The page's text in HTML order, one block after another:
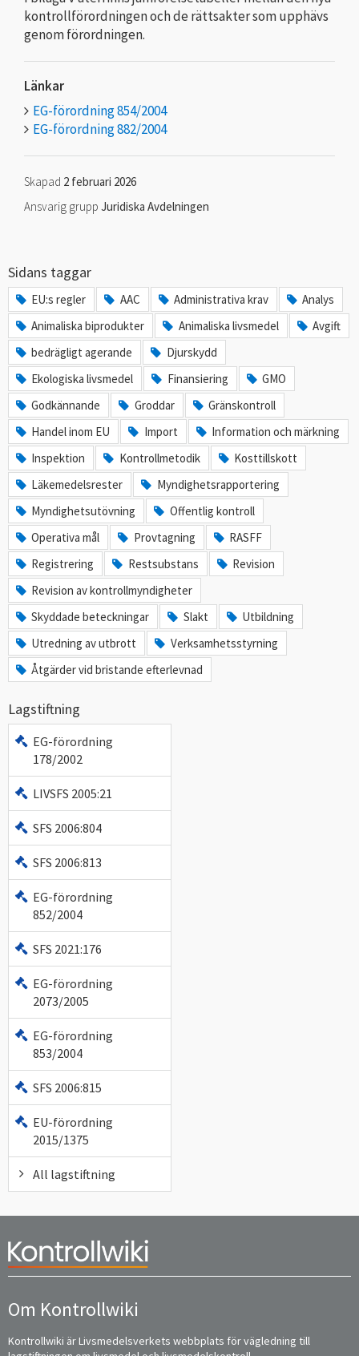
kontrollförordningen och de rättsakter som upphävs
genom förordningen.
Länkar
EG-förordning 854/2004
EG-förordning 882/2004
Skapad 2 februari 2026
Ansvarig grupp Juridiska Avdelningen
Sidans taggar
EU:s regler AAC Administrativa krav
Analys
Animaliska biprodukter
Animaliska livsmedel
Avgift
bedrägligt agerande
Djurskydd
Ekologiska livsmedel
Finansiering
GMO
Godkännande
Groddar
Gränskontroll
Handel inom EU
Import
Information och märkning
Inspektion
Kontrollmetodik
Kosttillskott
Läkemedelsrester
Myndighetsrapportering
Myndighetsutövning
Offentlig kontroll
Operativa mål
Provtagning
RASFF
Registrering
Restsubstans
Revision
Revision av kontrollmyndigheter
Skyddade beteckningar
Slakt
Utbildning
Utredning av utbrott
Verksamhetsstyrning
Åtgärder vid bristande efterlevnad
Lagstiftning
EG-förordning
178/2002
LIVSFS 2005:21
SFS 2006:804
SFS 2006:813
EG-förordning
852/2004
SFS 2021:176
EG-förordning
2073/2005
EG-förordning
853/2004
SFS 2006:815
EU-förordning
2015/1375
All lagstiftning
Om Kontrollwiki
Kontrollwiki är Livsmedelsverkets webbplats för vägledning till